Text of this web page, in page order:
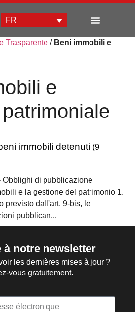
FR
Trasparente / Beni immobili e
e
immobili detenuti (9
Obblighi di pubblicazione
e la gestione del patrimonio 1.
previsto dall'art. 9-bis, le
pubblican...
à notre newsletter
les dernières mises à jour ?
vous gratuitement.